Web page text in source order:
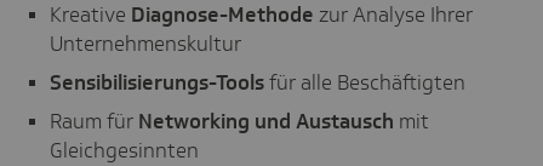
Kreative Diagnose-Methode zur Analyse Ihrer
Unternehmenskultur
Sensibilisierungs-Toolsfür alle Beschäftigten
Raum für Networking und Austausch mit
Gleichgesinnten